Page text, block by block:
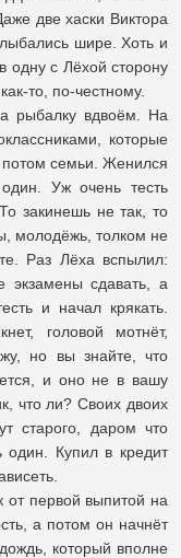
две хаски Виктора
шире. Хоть и
одну с Лёхой сторону
то, по-честному.
рыбалку вдвоём. На
которые
потом семьи. Женился
Уж очень тесть
закинешь не так, то
молодёжь, толком не
Раз Лёха вспылил:
экзамены сдавать, а
и начал крякать.
головой мотнёт,
но вы знайте, что
и оно не в вашу
что ли? Своих двоих
старого, даром что
один. Купил в кредит
от первой выпитой на
а потом он начнёт
который вполне